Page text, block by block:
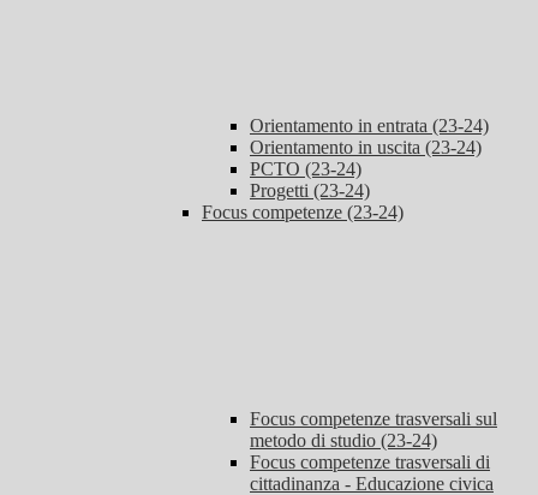
Orientamento in entrata (23-24)
Orientamento in uscita (23-24)
PCTO (23-24)
Progetti (23-24)
Focus competenze (23-24)
Focus competenze trasversali sul
metodo di studio (23-24)
Focus competenze trasversali di
cittadinanza - Educazione civica